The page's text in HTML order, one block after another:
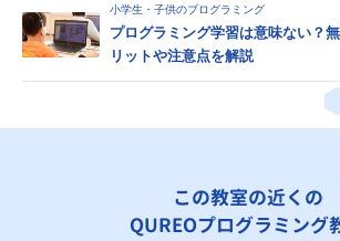
小学生・子供のプログラミング
プログラミング学習は意味ない？
リットや注意点を解説
この教室の近くの
QUREOプログラミング